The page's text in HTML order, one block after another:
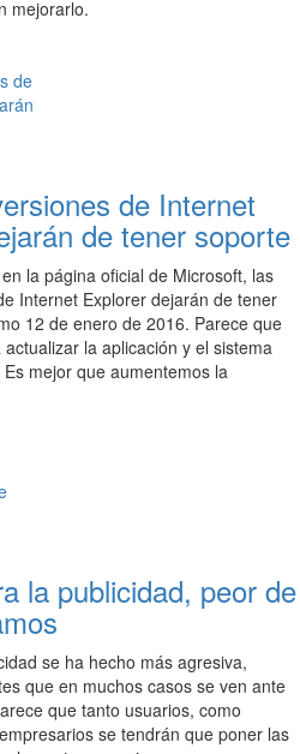
mejorarlo.
de Internet
de tener soporte
la página oficial de Microsoft, las
Internet Explorer dejarán de tener
12 de enero de 2016. Parece que
la aplicación y el sistema
mejor que aumentemos la
la publicidad, peor de
se ha hecho más agresiva,
que en muchos casos se ven ante
que tanto usuarios, como
se tendrán que poner las